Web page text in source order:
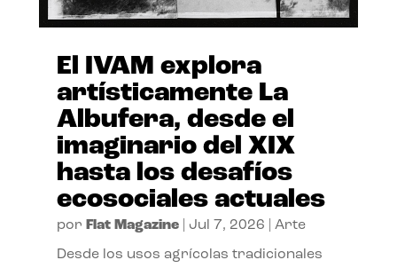
El IVAM explora
artísticamente La
Albufera, desde el
imaginario del XIX
hasta los desafíos
ecosociales actuales
por Flat Magazine| Jul 7, 2026 Arte
Desde los usos agrícolas tradicionales